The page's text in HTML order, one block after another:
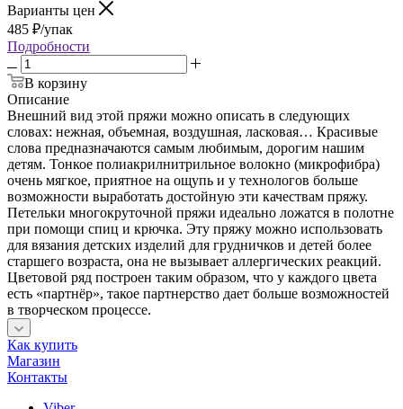
Варианты цен
485 ₽/упак
Подробности
В корзину
Описание
Внешний вид этой пряжи можно описать в следующих
словах: нежная, объемная, воздушная, ласковая… Красивые
слова предназначаются самым любимым, дорогим нашим
детям. Тонкое полиакрилнитрильное волокно (микрофибра)
очень мягкое, приятное на ощупь и у технологов больше
возможности выработать достойную эти качествам пряжу.
Петельки многокруточной пряжи идеально ложатся в полотне
при помощи спиц и крючка. Эту пряжу можно использовать
для вязания детских изделий для грудничков и детей более
старшего возраста, она не вызывает аллергических реакций.
Цветовой ряд построен таким образом, что у каждого цвета
есть «партнёр», такое партнерство дает больше возможностей
в творческом процессе.
Как купить
Магазин
Контакты